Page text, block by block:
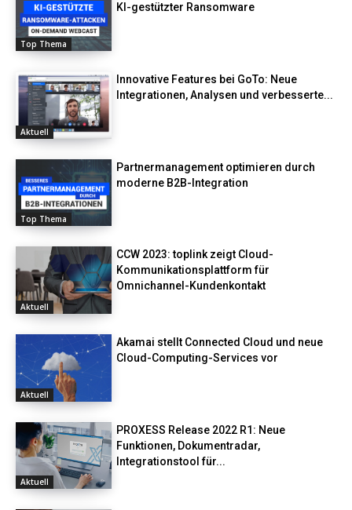
Top Thema
KI-gestützter Ransomware
Aktuell
Innovative Features bei GoTo: Neue
Integrationen, Analysen und verbesserte...
Top Thema
Partnermanagement optimieren durch
moderne B2B-Integration
Aktuell
CCW 2023: toplink zeigt Cloud-
Kommunikationsplattform für
Omnichannel-Kundenkontakt
Aktuell
Akamai stellt Connected Cloud und neue
Cloud-Computing-Services vor
Aktuell
PROXESS Release 2022 R1: Neue
Funktionen, Dokumentradar,
Integrationstool für...